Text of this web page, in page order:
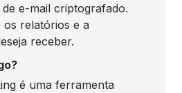
e-mail criptografado.
relatórios e a
receber.
é uma ferramenta